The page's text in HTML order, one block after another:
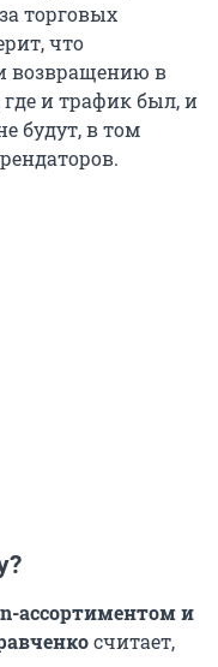
торговых
что
возвращению в
и трафик был, и
будут, в том
ассортиментом и
считает,